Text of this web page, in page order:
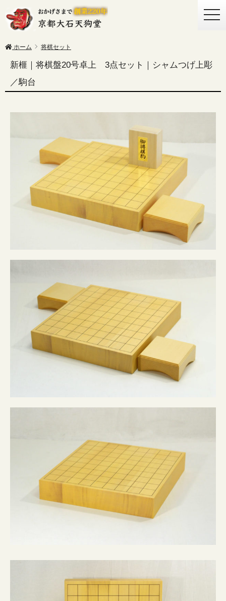
ホーム 将棋セット
新榧｜将棋盤20号卓上 3点セット｜シャムつげ上彫
／駒台